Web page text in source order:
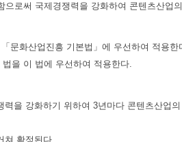
로써 국제경쟁력을 강화하여 콘텐츠산업
문화산업진흥 기본법」에 우선하여 적용한
을 이 법에 우선하여 적용한다.
을 강화하기 위하여 3년마다 콘텐츠산업
확정된다.